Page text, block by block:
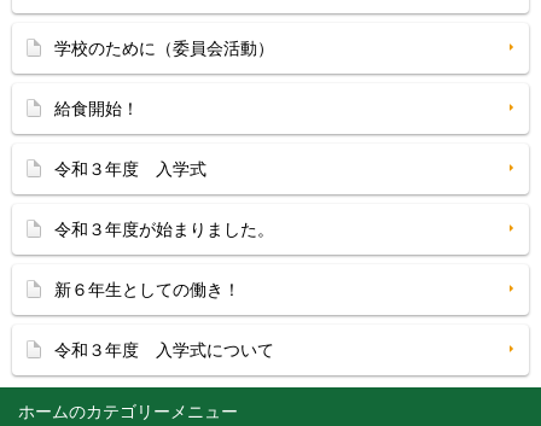
ホーム
学校のために（委員会活動）
給食開始！
令和３年度 入学式
令和３年度が始まりました。
新６年生としての働き！
令和３年度 入学式について